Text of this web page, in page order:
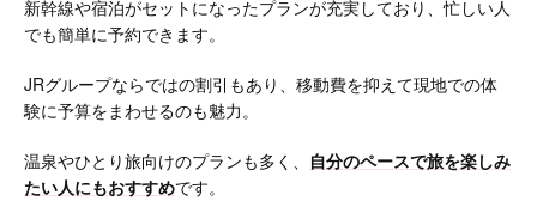
新幹線や宿泊がセットになったプランが充実しており、忙しい人
でも簡単に予約できます。
JRグループならではの割引もあり、移動費を抑えて現地での体
験に予算をまわせるのも魅力。
温泉やひとり旅向けのプランも多く、 自分のペースで旅を楽しみ
たい人にもおすすめです。